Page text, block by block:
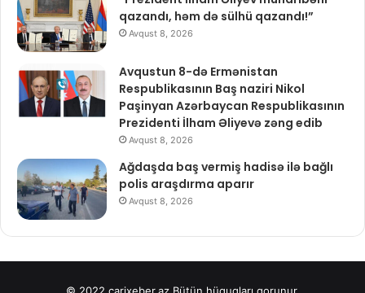
qazandı, həm də sülhü qazandı!”
Avqust 8, 2026
Avqustun 8-də Ermənistan
Respublikasının Baş naziri Nikol
Paşinyan Azərbaycan Respublikasının
Prezidenti İlham Əliyevə zəng edib
Avqust 8, 2026
Ağdaşda baş vermiş hadisə ilə bağlı
polis araşdırma aparır
Avqust 8, 2026